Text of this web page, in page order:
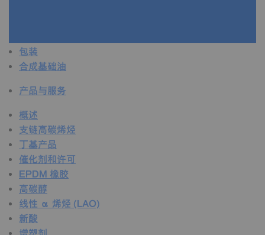
包装
合成基础油
产品与服务
概述
支链高碳烯烃
丁基产品
催化剂和许可
EPDM 橡胶
高碳醇
线性 α 烯烃 (LAO)
新酸